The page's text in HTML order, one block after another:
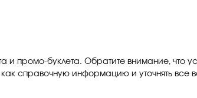
промо-буклета. Обратите внимание, что
справочную информацию и уточнять все